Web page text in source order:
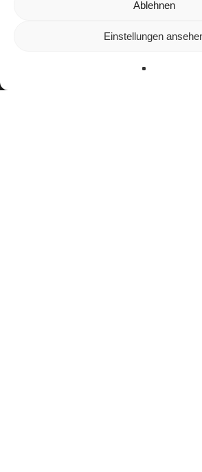
Ablehnen
Einstellungen
Wir verwenden Cookies, um dir die
kannst du erfahren,
verwenden oder sie ausschalten.